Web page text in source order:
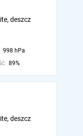
deszcz
998 hPa
89%
deszcz